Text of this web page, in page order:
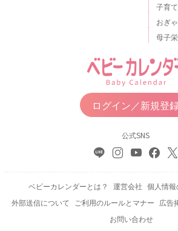
子育
おぎ
母子
ログイン／新規登
公式SNS
ベビーカレンダーとは？ 運営会社 個人情
外部送信について
ご利用のルールとマナー 広告
お問い合わせ